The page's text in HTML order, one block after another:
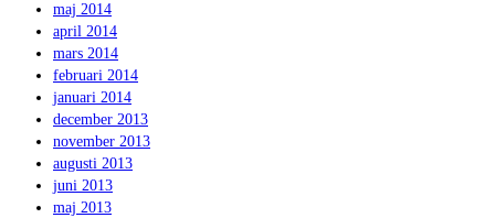
maj 2014
april 2014
mars 2014
februari 2014
januari 2014
december 2013
november 2013
augusti 2013
juni 2013
maj 2013